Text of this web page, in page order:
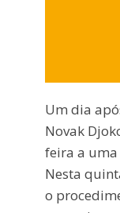
Um dia
Novak
feira a
Nesta
o